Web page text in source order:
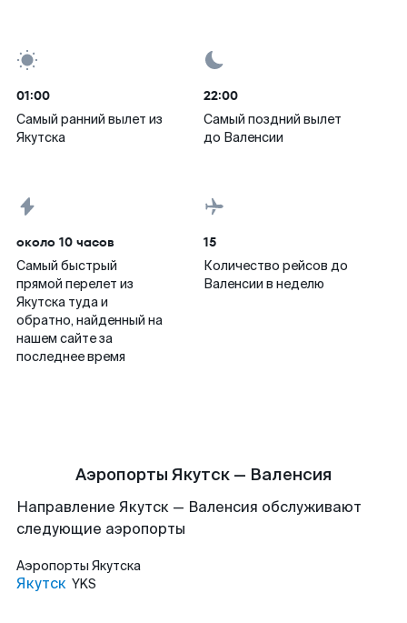
01:00
Самый ранний вылет из
Якутска
22:00
Самый поздний вылет
до Валенсии
около 10 часов
Самый быстрый
прямой перелет из
Якутска туда и
обратно, найденный на
нашем сайте за
последнее время
15
Количество рейсов до
Валенсии в неделю
Аэропорты Якутск — Валенсия
Направление Якутск — Валенсия обслуживают
следующие аэропорты
Аэропорты Якутска
Якутск YKS